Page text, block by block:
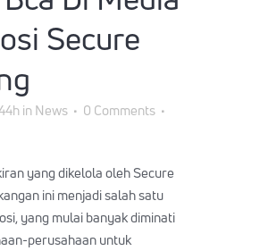
Secure
inNews
0 Comments
yang dikelola oleh Secure
ini menjadi salah satu
yang mulai banyak diminati
perusahaan untuk